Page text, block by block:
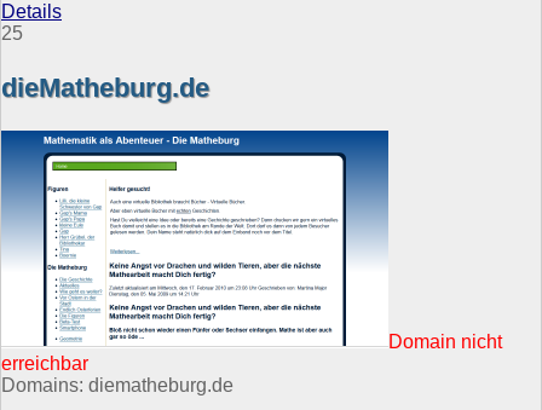
Details
25
dieMatheburg.de
Domain nicht
erreichbar
Domains: diematheburg.de